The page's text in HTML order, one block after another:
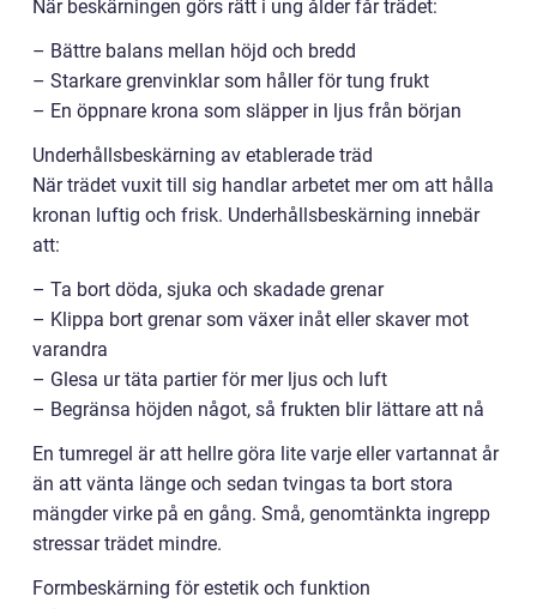
När beskärningen görs rätt i ung ålder får trädet:
– Bättre balans mellan höjd och bredd
– Starkare grenvinklar som håller för tung frukt
– En öppnare krona som släpper in ljus från början
Underhållsbeskärning av etablerade träd
När trädet vuxit till sig handlar arbetet mer om att hålla
kronan luftig och frisk. Underhållsbeskärning innebär
att:
– Ta bort döda, sjuka och skadade grenar
– Klippa bort grenar som växer inåt eller skaver mot
varandra
– Glesa ur täta partier för mer ljus och luft
– Begränsa höjden något, så frukten blir lättare att nå
En tumregel är att hellre göra lite varje eller vartannat år
än att vänta länge och sedan tvingas ta bort stora
mängder virke på en gång. Små, genomtänkta ingrepp
stressar trädet mindre.
Formbeskärning för estetik och funktion